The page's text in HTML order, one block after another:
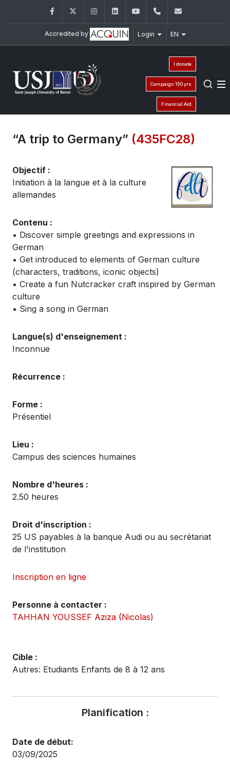
FacebookTwitter InstagramLinkedInYouTube+961 (1) 421 000
Accredited by Login EN
I donate
Campaign 150 yrs
Financial Aid
“A trip to Germany” (435FC28)
Objectif :
Initiation à la langue et à la culture
allemandes
Contenu :
• Discover simple greetings and expressions in
German
• Get introduced to elements of German culture
(characters, traditions, iconic objects)
• Create a fun Nutcracker craft inspired by German
culture
• Sing a song in German
Langue(s) d'enseignement :
Inconnue
Récurrence :
Forme :
Présentiel
Lieu :
Campus des sciences humaines
Nombre d'heures :
2.50 heures
Droit d'inscription :
25 US payables à la banque Audi ou au secrétariat
de l'institution
Inscription en ligne
Personne à contacter :
TAHHAN YOUSSEF Aziza (Nicolas)
Cible :
Autres: Etudiants Enfants de 8 à 12 ans
Planification :
Date de début:
03/09/2025